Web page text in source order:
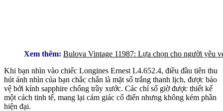
Xem thêm: Bulova Vintage 11987: Lựa chọn cho người yêu
Khi bạn nhìn vào chiếc Longines Ernest L4.652.4, điều đầu tiên thu
hút ánh nhìn của bạn chắc chắn là mặt số trắng thanh lịch, được bảo
vệ bởi kính sapphire chống trầy xước. Các chỉ số giờ được thiết kế
một cách tinh tế, mang lại cảm giác cổ điển nhưng không kém phần
hiện đại.